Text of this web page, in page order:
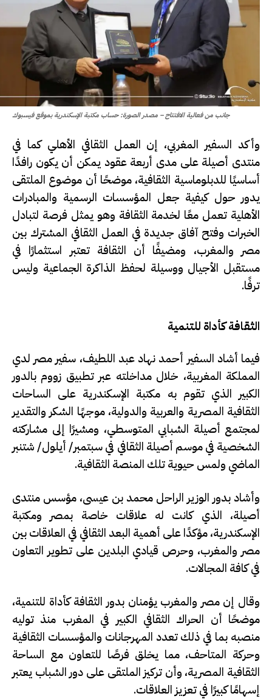
جانب من فعالية الافتتاح – مصدر الصورة: حساب مكتبة الإسكندرية بموقع فيسبوك
وأكد السفير المغربي، إن العمل الثقافي الأهلي كما في
منتدى أصيلة على مدى أربعة عقود يمكن أن يكون رافدًا
أساسيًا للدبلوماسية الثقافية، موضحًا أن موضوع الملتقى
يدور حول كيفية جعل المؤسسات الرسمية والمبادرات
الأهلية تعمل معًا لخدمة الثقافة وهو يمثل فرصة لتبادل
الخبرات وفتح آفاق جديدة في العمل الثقافي المشترك بين
مصر والمغرب، ومضيفًا أن الثقافة تعتبر استثمارًا في
مستقبل الأجيال ووسيلة لحفظ الذاكرة الجماعية وليس
ترفًا.
الثقافة كأداة للتنمية
فيما أشاد السفير أحمد نهاد عبد اللطيف، سفير مصر لدي
المملكة المغربية، خلال مداخلته عبر تطبيق زووم بالدور
الكبير الذي تقوم به مكتبة الإسكندرية على الساحات
الثقافية المصرية والعربية والدولية، موجهًا الشكر والتقدير
لمجتمع أصيلة الشبابي المتوسطي، ومشيرًا إلى مشاركته
الشخصية في موسم أصيلة الثقافي في سبتمبر/ أيلول/ شتنبر
الماضي ولمس حيوية تلك المنصة الثقافية.
وأشاد بدور الوزير الراحل محمد بن عيسى، مؤسس منتدى
أصيلة، الذي كانت له علاقات خاصة بمصر ومكتبة
الإسكندرية، مؤكدًا على أهمية البعد الثقافي في العلاقات بين
مصر والمغرب، وحرص قيادي البلدين على تطوير التعاون
في كافة المجالات.
وقال إن مصر والمغرب يؤمنان بدور الثقافة كأداة للتنمية،
موضحًا أن الحراك الثقافي الكبير في المغرب منذ توليه
منصبه بما في ذلك تعدد المهرجانات والمؤسسات الثقافية
وحركة المتاحف، مما يخلق فرصًا للتعاون مع الساحة
الثقافية المصرية، وأن تركيز الملتقى على دور الشباب يعتبر
إسهامًا كبيرًا في تعزيز العلاقات.